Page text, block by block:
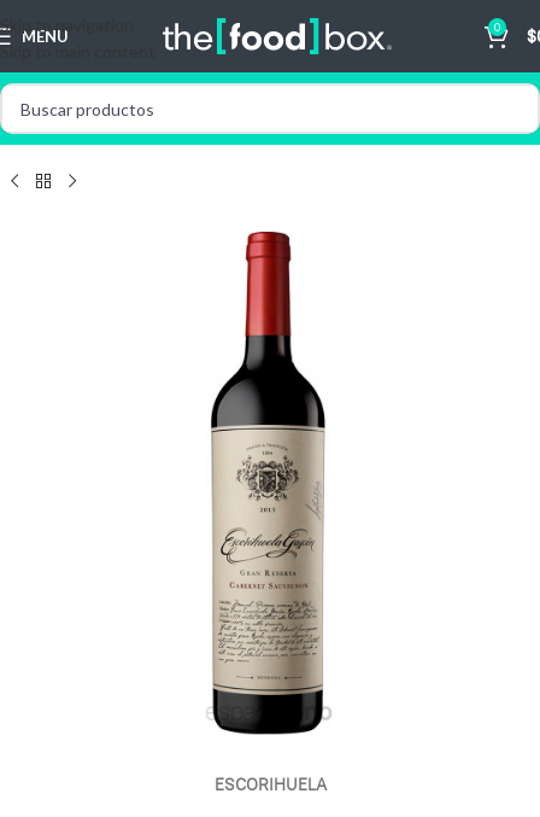
Skip to navigation
Skip to main content
MENU 0 $
ESCORIHUELA